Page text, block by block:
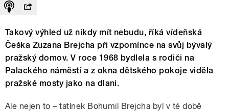
Takový výhled už nikdy mít nebudu, říká vídeňská
Češka Zuzana Brejcha při vzpomínce na svůj bývalý
pražský domov. V roce 1968 bydlela s rodiči na
Palackého náměstí a z okna dětského pokoje viděla
pražské mosty jako na dlani.
Ale nejen to – tatínek Bohumil Brejcha byl v té době